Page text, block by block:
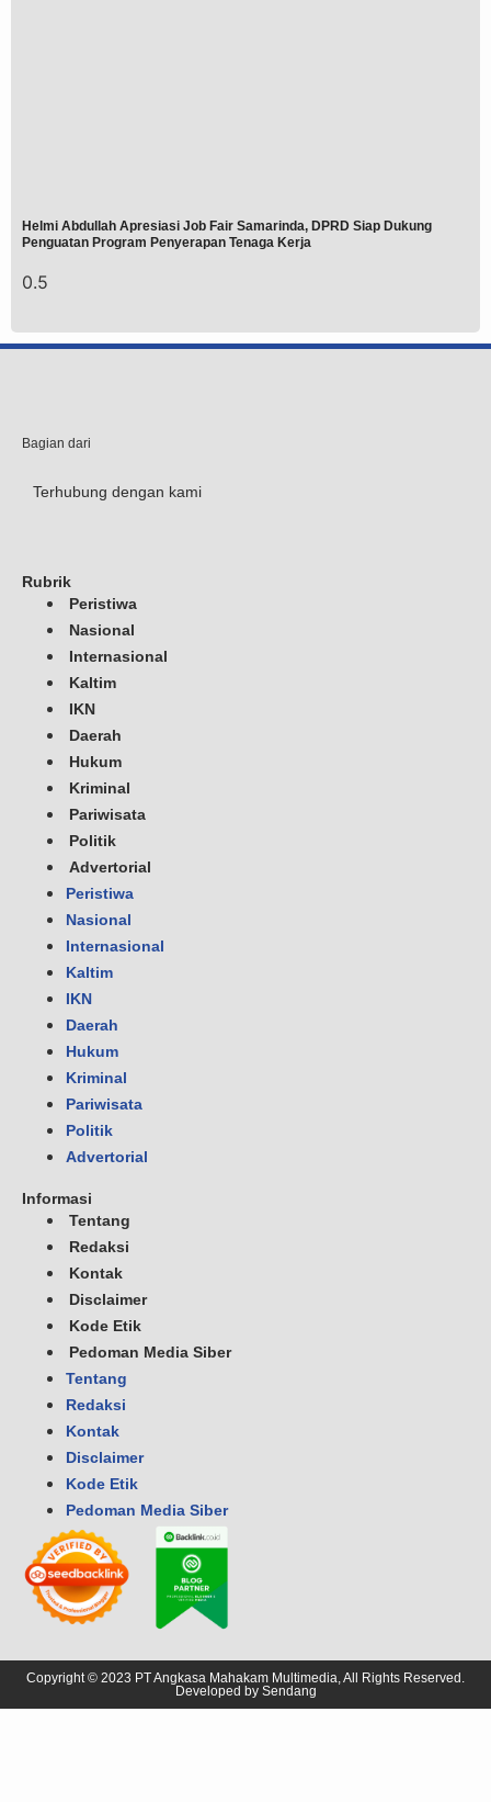
Helmi Abdullah Apresiasi Job Fair Samarinda, DPRD Siap Dukung
Penguatan Program Penyerapan Tenaga Kerja
Bagian dari
Terhubung dengan kami
Rubrik
Peristiwa
Nasional
Internasional
Kaltim
IKN
Daerah
Hukum
Kriminal
Pariwisata
Politik
Advertorial
Peristiwa
Nasional
Internasional
Kaltim
IKN
Daerah
Hukum
Kriminal
Pariwisata
Politik
Advertorial
Informasi
Tentang
Redaksi
Kontak
Disclaimer
Kode Etik
Pedoman Media Siber
Tentang
Redaksi
Kontak
Disclaimer
Kode Etik
Pedoman Media Siber
Copyright © 2023 PT Angkasa Mahakam Multimedia, All Rights Reserved.
Developed by Sendang